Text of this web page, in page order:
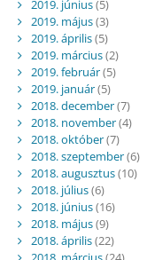
2019. június(5)
2019. május(3)
2019. április(5)
2019. március(2)
2019. február(5)
2019. január(5)
2018. december(7)
2018. november(4)
2018. október(7)
2018. szeptember(6)
2018. augusztus(10)
2018. július(6)
2018. június(16)
2018. május(9)
2018. április(22)